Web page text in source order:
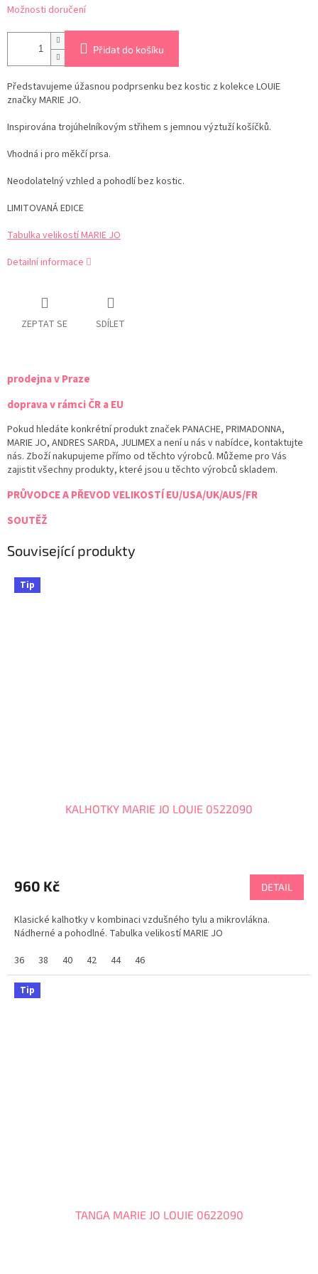
Možnosti doručení
Přidat do košíku
Představujeme úžasnou podprsenku bez kostic z kolekce LOUIE
značky MARIE JO.
Inspirována trojúhelníkovým střihem s jemnou výztuží košíčků.
Vhodná i pro měkčí prsa.
Neodolatelný vzhled a pohodlí bez kostic.
LIMITOVANÁ EDICE
Tabulka velikostí MARIE JO
Detailní informace
ZEPTAT SE SDÍLET
prodejna v Praze
doprava v rámci ČR a EU
Pokud hledáte konkrétní produkt značek PANACHE, PRIMADONNA,
MARIE JO, ANDRES SARDA, JULIMEX a není u nás v nabídce, kontaktujte
nás. Zboží nakupujeme přímo od těchto výrobců. Můžeme pro Vás
zajistit všechny produkty, které jsou u těchto výrobců skladem.
PRŮVODCE A PŘEVOD VELIKOSTÍ EU/USA/UK/AUS/FR
SOUTĚŽ
Související produkty
Tip
KALHOTKY MARIE JO LOUIE 0522090
produktu
je
z
5
960 Kč DETAIL
Klasické kalhotky v kombinaci vzdušného tylu a mikrovlákna.
Nádherné a pohodlné. Tabulka velikostí MARIE JO
36
38 40 42 44 46
Tip
TANGA MARIE JO LOUIE 0622090